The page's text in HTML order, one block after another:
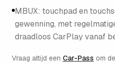
MBUX: touchpad en
gewenning, met
draadloos CarPlay vanaf
Vraag altijd een Car-Pass om